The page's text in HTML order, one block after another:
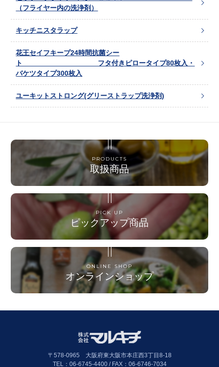
（フライヤー内の洗浄剤）
キッチニスタラップ
花王セイフキープ24時間抗菌シー
ト フタ付きピロータイプ80枚入・
バケツタイプ300枚入
ユーキットストロング(グリーストラップ洗浄剤)
PRODUCTS
取扱商品
PICK UP
ピックアップ商品
ONLINE SHOP
オンラインショップ
〒578-0965 大阪府東大阪市本庄西3丁目8-18
TEL：06-6745-4400 / FAX：06-6746-7034